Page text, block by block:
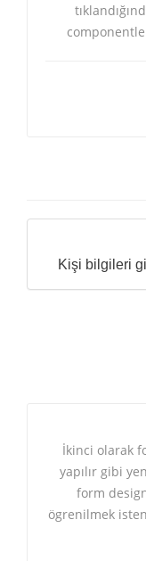
Kişi bilgileri
İkinci olarak
yapılır gibi
form
ögrenilmek